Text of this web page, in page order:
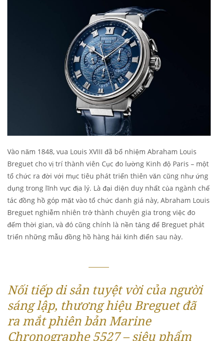
Vào năm 1848, vua Louis XVIII đã bổ nhiệm Abraham Louis
Breguet cho vị trí thành viên Cục đo lường Kinh độ Paris – một
tổ chức ra đời với mục tiêu phát triển thiên văn cũng như ứng
dụng trong lĩnh vực địa lý. Là đại diện duy nhất của ngành chế
tác đồng hồ góp mặt vào tổ chức danh giá này, Abraham Louis
Breguet nghiễm nhiên trở thành chuyên gia trong việc đo
đếm thời gian, và đó cũng chính là nền tảng để Breguet phát
triển những mẫu đồng hồ hàng hải kinh điển sau này.
Nối tiếp di sản tuyệt vời của người
sáng lập, thương hiệu Breguet đã
ra mắt phiên bản Marine
Chronographe 5527 – siêu phẩm